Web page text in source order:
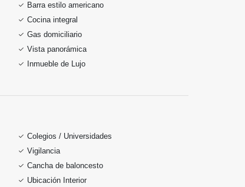
Barra estilo americano
Cocina integral
Gas domiciliario
Vista panorámica
Inmueble de Lujo
Colegios / Universidades
Vigilancia
Cancha de baloncesto
Ubicación Interior